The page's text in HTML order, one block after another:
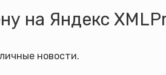
на Яндекс
новости.